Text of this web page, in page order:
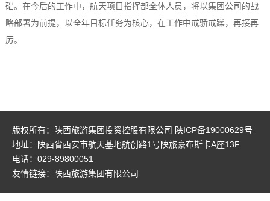
础。在今后的工作中，航天项目指挥部全体人员，将以集团公司的战
略部署为前提，以全年目标任务为核心，在工作中戒骄戒躁，再接再
厉。
版权所有：陕西旅游集团投资控股有限公司 陕ICP备19000629号
地址：陕西省西安市航天基地航创路1号陕旅豪布斯卡A座13F
电话：029-89800051
友情链接： 陕西旅游集团有限公司